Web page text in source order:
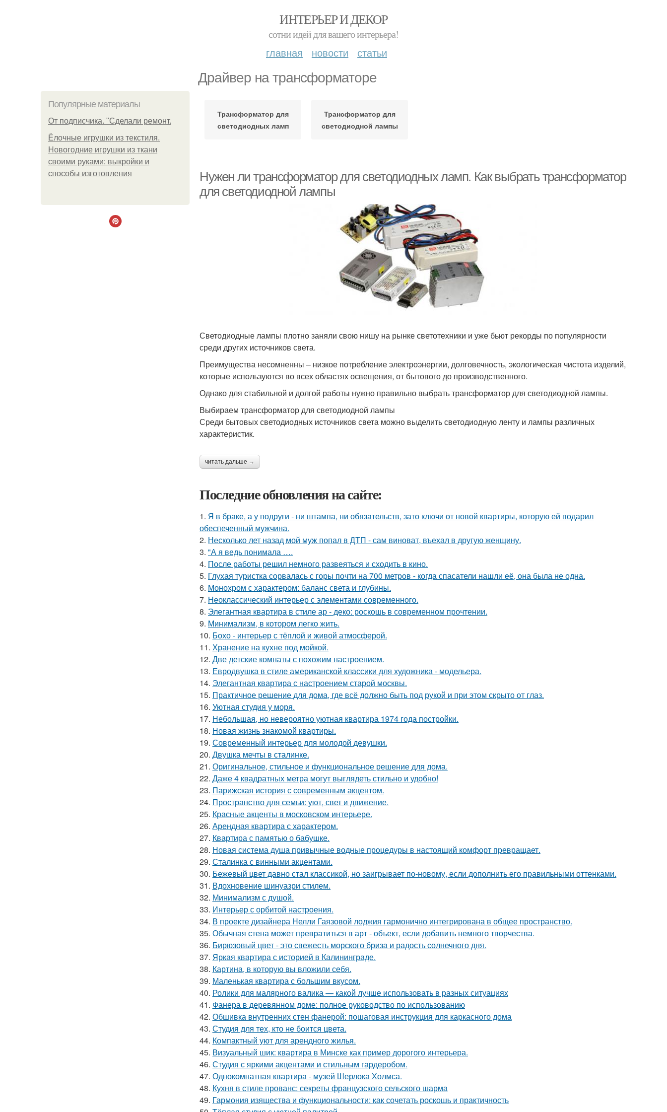
ИНТЕРЬЕР И ДЕКОР
сотни идей для вашего интерьера!
главная новости статьи
Драйвер на трансформаторе
Популярные материалы
От подписчика. "Сделали ремонт.
Ёлочные игрушки из текстиля.
Новогодние игрушки из ткани
своими руками: выкройки и
способы изготовления
Трансформатор для
светодиодных ламп
Трансформатор для
светодиодной лампы
Нужен ли трансформатор для светодиодных ламп. Как выбрать трансформатор
для светодиодной лампы
Светодиодные лампы плотно заняли свою нишу на рынке светотехники и уже бьют рекорды по популярности
среди других источников света.
Преимущества несомненны – низкое потребление электроэнергии, долговечность, экологическая чистота изделий,
которые используются во всех областях освещения, от бытового до производственного.
Однако для стабильной и долгой работы нужно правильно выбрать трансформатор для светодиодной лампы.
Выбираем трансформатор для светодиодной лампы
Среди бытовых светодиодных источников света можно выделить светодиодную ленту и лампы различных
характеристик.
читать дальше →
Последние обновления на сайте:
1. Я в браке, а у подруги - ни штампа, ни обязательств, зато ключи от новой квартиры, которую ей подарил
обеспеченный мужчина.
2. Несколько лет назад мой муж попал в ДТП - сам виноват, въехал в другую женщину.
3. "А я ведь понимала ….
4. После работы решил немного развеяться и сходить в кино.
5. Глухая туристка сорвалась с горы почти на 700 метров - когда спасатели нашли её, она была не одна.
6. Монохром с характером: баланс света и глубины.
7. Неоклассический интерьер с элементами современного.
8. Элегантная квартира в стиле ар - деко: роскошь в современном прочтении.
9. Минимализм, в котором легко жить.
10. Бохо - интерьер с тёплой и живой атмосферой.
11. Хранение на кухне под мойкой.
12. Две детские комнаты с похожим настроением.
13. Евродвушка в стиле американской классики для художника - модельера.
14. Элегантная квартира с настроением старой москвы.
15. Практичное решение для дома, где всё должно быть под рукой и при этом скрыто от глаз.
16. Уютная студия у моря.
17. Небольшая, но невероятно уютная квартира 1974 года постройки.
18. Новая жизнь знакомой квартиры.
19. Современный интерьер для молодой девушки.
20. Двушка мечты в сталинке.
21. Оригинальное, стильное и функциональное решение для дома.
22. Даже 4 квадратных метра могут выглядеть стильно и удобно!
23. Парижская история с современным акцентом.
24. Пространство для семьи: уют, свет и движение.
25. Красные акценты в московском интерьере.
26. Арендная квартира с характером.
27. Квартира с памятью о бабушке.
28. Новая система душа привычные водные процедуры в настоящий комфорт превращает.
29. Сталинка с винными акцентами.
30. Бежевый цвет давно стал классикой, но заигрывает по-новому, если дополнить его правильными оттенками.
31. Вдохновение шинуазри стилем.
32. Минимализм с душой.
33. Интерьер с орбитой настроения.
34. В проекте дизайнера Нелли Гаязовой лоджия гармонично интегрирована в общее пространство.
35. Обычная стена может превратиться в арт - объект, если добавить немного творчества.
36. Бирюзовый цвет - это свежесть морского бриза и радость солнечного дня.
37. Яркая квартира с историей в Калининграде.
38. Картина, в которую вы вложили себя.
39. Маленькая квартира с большим вкусом.
40. Ролики для малярного валика — какой лучше использовать в разных ситуациях
41. Фанера в деревянном доме: полное руководство по использованию
42. Обшивка внутренних стен фанерой: пошаговая инструкция для каркасного дома
43. Студия для тех, кто не боится цвета.
44. Компактный уют для арендного жилья.
45. Визуальный шик: квартира в Минске как пример дорогого интерьера.
46. Студия с яркими акцентами и стильным гардеробом.
47. Однокомнатная квартира - музей Шерлока Холмса.
48. Кухня в стиле прованс: секреты французского сельского шарма
49. Гармония изящества и функциональности: как сочетать роскошь и практичность